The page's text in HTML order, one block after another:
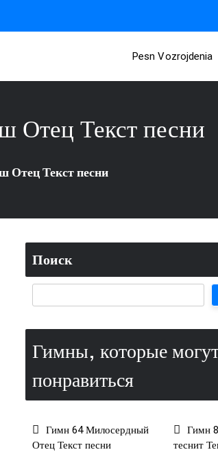
Pesn Vozrojdenia
Отец Текст песни
Отец Текст песни
Поиск
Гимны, которые
понравиться
Гимн 64 Милосердный
Отец Текст песни
Гимн
теснит